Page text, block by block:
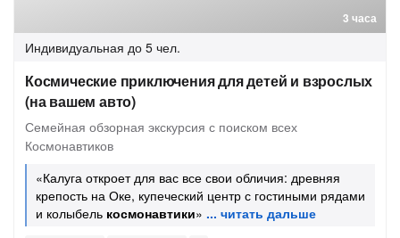
3 часа
Индивидуальная до 5 чел.
Космические приключения для детей и взрослых
(на вашем авто)
Семейная обзорная экскурсия с поиском всех
Космонавтиков
«Калуга откроет для вас все свои обличия: древняя
крепость на Оке, купеческий центр с гостиными рядами
и колыбель космонавтики»